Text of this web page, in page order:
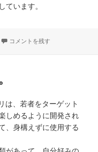
ています。
ゲームはもはや子供だけがプレ
コメントを残す
は、若者をターゲット
しめるように開発され
、身構えずに使用する